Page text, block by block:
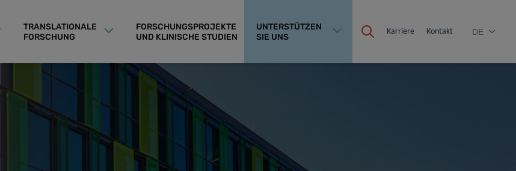
TRANSLATIONALE
FORSCHUNG
FORSCHUNGSPROJEKTE
UND KLINISCHE STUDIEN
UNTERSTÜTZEN
SIE UNS
Karriere Kontakt DE